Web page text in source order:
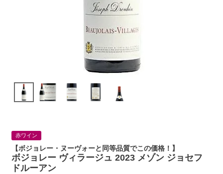
赤ワイン
【ボジョレー・ヌーヴォーと同等品質でこの価格！】
ボジョレー ヴィラージュ 2023 メゾン ジョセフ
ドルーアン